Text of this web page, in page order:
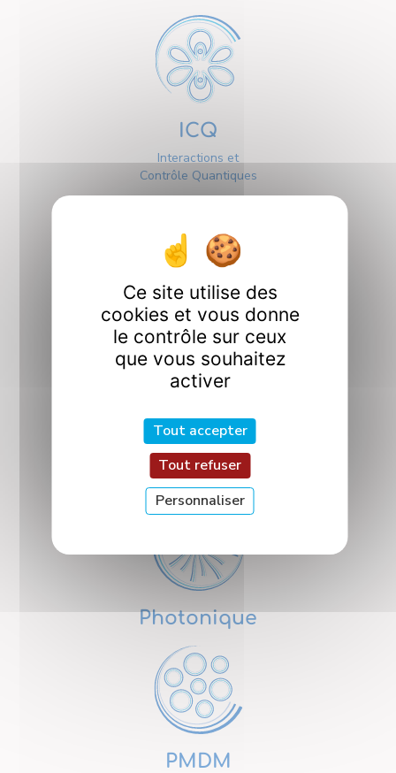
ICQ
Interactions et
Contrôle Quantiques
Interfaces
Nanosciences
Photonique
PMDM
Ce site utilise des
cookies et vous donne
le contrôle sur ceux
que vous souhaitez
activer
Tout accepter
Tout refuser
Personnaliser